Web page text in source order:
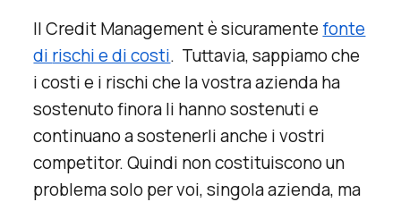
Il Credit Management è sicuramentefonte
di rischi e di costi. Tuttavia, sappiamo che
i costi e i rischi che la vostra azienda ha
sostenuto finora li hanno sostenuti e
continuano a sostenerli anche i vostri
competitor. Quindi non costituiscono un
problema solo per voi, singola azienda, ma